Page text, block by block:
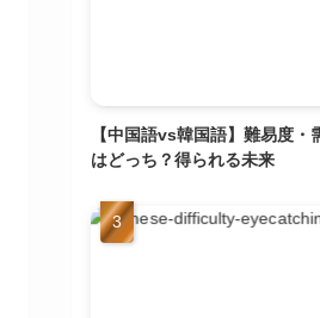
【中国語vs韓国語】難易度・
はどっち？得られる未来